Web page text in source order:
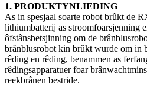
1. PRODUKTYNLIEDING
As in spesjaal soarte robot brûkt de
lithiumbatterij as stroomfoarsjenning
ôfstânsbetsjinning om de
brânblusrobot kin brûkt wurde om in
rêding en rêding, benammen as
rêdingsapparatuer foar
reekbrânen bestride.